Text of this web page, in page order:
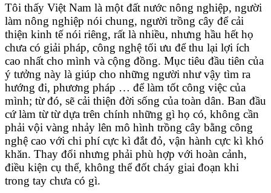
Tôi thấy Việt Nam là một đất nước nông nghiệp, người
làm nông nghiệp nói chung, người trồng cây để cải
thiện kinh tế nói riêng, rất là nhiều, nhưng hầu hết họ
chưa có giải pháp, công nghệ tối ưu để thu lại lợi ích
cao nhất cho mình và cộng đồng. Mục tiêu đầu tiên của
ý tưởng này là giúp cho những người như vậy tìm ra
hướng đi, phương pháp … để làm tốt công việc của
mình; từ đó, sẽ cải thiện đời sống của toàn dân. Ban đầu
cứ làm từ từ dựa trên chính những gì họ có, không cần
phải vội vàng nhảy lên mô hình trồng cây bằng công
nghệ cao với chi phí cực kì đắt đỏ, vận hành cực kì khó
khăn. Thay đổi nhưng phải phù hợp với hoàn cảnh,
điều kiện cụ thể, không thể đốt cháy giai đoạn khi
trong tay chưa có gì.